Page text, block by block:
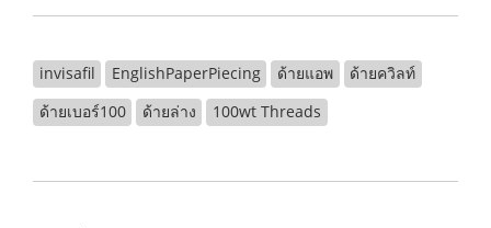
invisafil EnglishPaperPiecing ด้ายแอพ
ด้ายควิลท์
ด้ายเบอร์100
ด้ายล่าง 100wt Threads